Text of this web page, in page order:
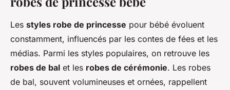
Les styles robe de princesse pour bébé évoluent
constamment, influencés par les contes de fées et les
médias. Parmi les styles populaires, on retrouve les
robes de bal et les robes de cérémonie. Les robes
de bal, souvent volumineuses et ornées, rappellent